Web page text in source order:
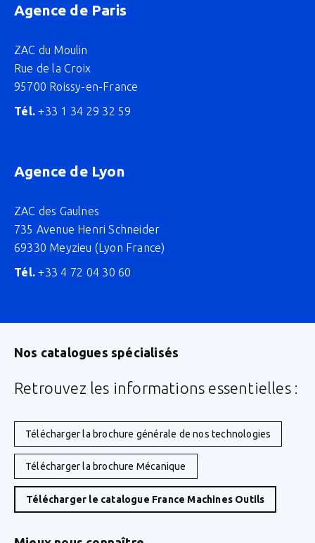
Agence de Paris
ZAC du Moulin
Rue de la Croix
95700 Roissy-en-France
Tél. +33 1 34 29 32 59
Agence de Lyon
ZAC des Gaulnes
735 Avenue Henri Schneider
69330 Meyzieu (Lyon France)
Tél. +33 4 72 04 30 60
Nos catalogues spécialisés
Retrouvez les informations essentielles :
Télécharger la brochure générale de nos technologies
Télécharger la brochure Mécanique
Télécharger le catalogue France Machines Outils